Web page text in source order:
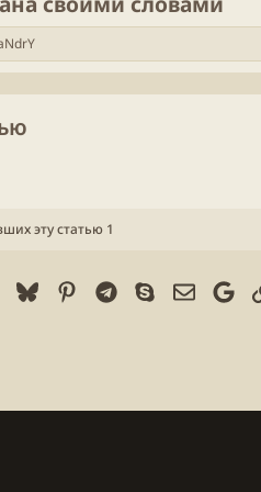
эту статью 1
Mastodon
BlueskyPinterest
Telegram
Skype